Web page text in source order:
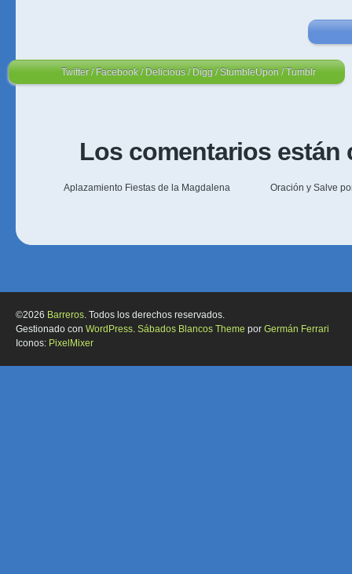
Twitter / Facebook / Delicious / Digg /StumbleUpon /Tumblr
Los comentarios están
Aplazamiento Fiestas de la Magdalena Oración y Salve
©2026 Barreros. Todos los derechos reservados.
Gestionado con WordPress. Sábados Blancos Theme por Germán Ferrari
Iconos: PixelMixer